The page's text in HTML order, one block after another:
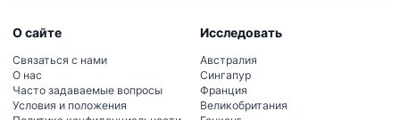
О сайте
Связаться с нами
О нас
Часто задаваемые вопросы
Условия и положения
Исследовать
Австралия
Сингапур
Франция
Великобритания